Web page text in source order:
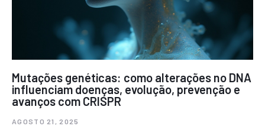
Mutações genéticas: como alterações no DNA
influenciam doenças, evolução, prevenção e
avanços com CRISPR
AGOSTO 21, 2025